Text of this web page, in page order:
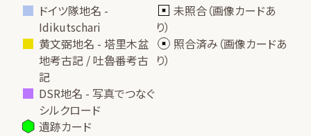
ドイツ隊地名 -
Idikutschari
未照合（画像カードあ
り）
黄文弼地名 - 塔里木盆
地考古記 / 吐魯番考古
記
照合済み（画像カードあ
り）
DSR地名 - 写真でつなぐ
シルクロード
遺跡カード